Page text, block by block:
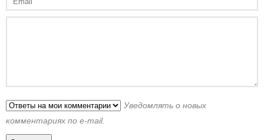
Уведомлять о новых
комментариях по e-mail.